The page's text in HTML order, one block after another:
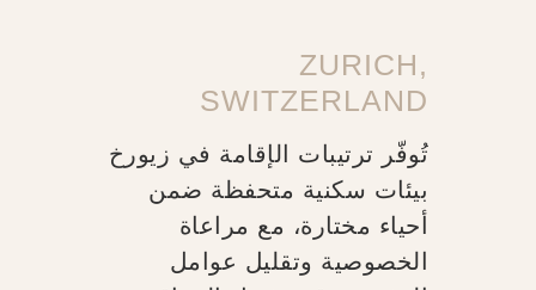
ZURICH,
SWITZERLAND
تُوفّر ترتيبات الإقامة في زيورخ
بيئات سكنية متحفظة ضمن
أحياء مختارة، مع مراعاة
الخصوصية وتقليل عوامل